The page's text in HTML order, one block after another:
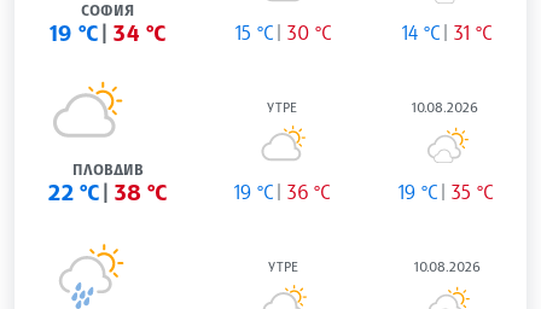
СОФИЯ
19 °C 34 °C 15 °C 30 °C 14 °C 31 °C
ПЛОВДИВ
22 °C 38 °C
УТРЕ
19 °C 36 °C
10.08.2026
19 °C 35 °C
УТРЕ 10.08.2026